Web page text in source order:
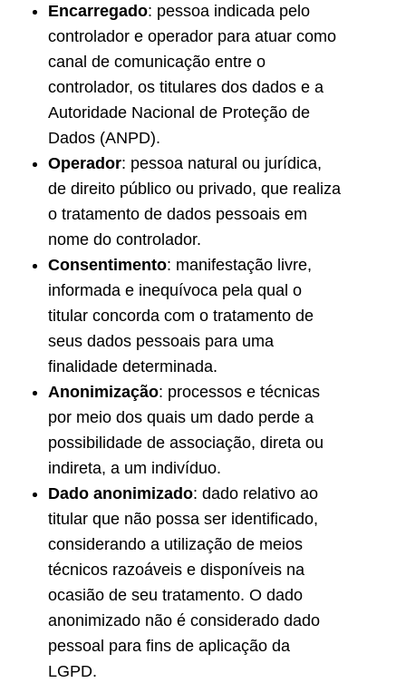
Encarregado: pessoa indicada pelo
controlador e operador para atuar como
canal de comunicação entre o
controlador, os titulares dos dados e a
Autoridade Nacional de Proteção de
Dados (ANPD).
Operador: pessoa natural ou jurídica,
de direito público ou privado, que realiza
o tratamento de dados pessoais em
nome do controlador.
Consentimento: manifestação livre,
informada e inequívoca pela qual o
titular concorda com o tratamento de
seus dados pessoais para uma
finalidade determinada.
Anonimização: processos e técnicas
por meio dos quais um dado perde a
possibilidade de associação, direta ou
indireta, a um indivíduo.
Dado anonimizado: dado relativo ao
titular que não possa ser identificado,
considerando a utilização de meios
técnicos razoáveis e disponíveis na
ocasião de seu tratamento. O dado
anonimizado não é considerado dado
pessoal para fins de aplicação da
LGPD.